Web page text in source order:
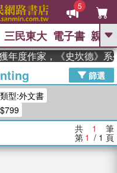
5
GO
圭吾 高希均教授回憶錄
、 父親節 、 如果歷
、 暑期推薦
錄
、 數學女孩：黎曼猜想 、
神經
三民東大 電子書 親子
度作家，《史坎德》系
篩選
型:外文書
共 1 筆
第 1 / 1 頁